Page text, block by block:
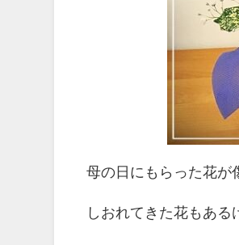
母の日にもらった花が
しおれてきた花もある